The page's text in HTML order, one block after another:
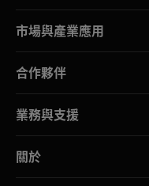
市場與產業應用
合作夥伴
業務與支援
關於